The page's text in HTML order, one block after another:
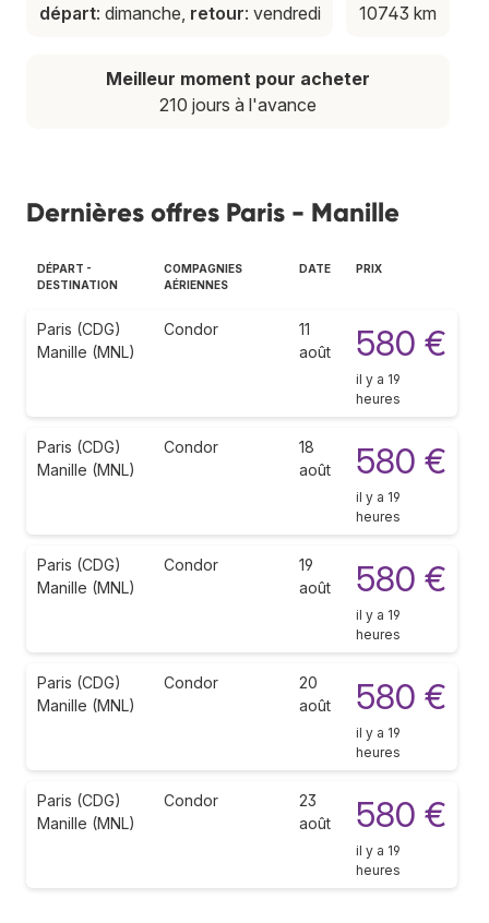
départ: dimanche, retour: vendredi
10743 km
Meilleur moment pour acheter
210 jours à l'avance
Dernières offres Paris - Manille
DÉPART -
DESTINATION
COMPAGNIES
AÉRIENNES
DATE PRIX
Paris (CDG)
Manille (MNL)
Condor
11
août
580 €
il y a 19
heures
Paris (CDG)
Manille (MNL)
Condor
18
août
580 €
il y a 19
heures
Paris (CDG)
Manille (MNL)
Condor
19
août
580 €
il y a 19
heures
Paris (CDG)
Manille (MNL)
Condor
20
août
580 €
il y a 19
heures
Paris (CDG)
Manille (MNL)
Condor
23
août
580 €
il y a 19
heures